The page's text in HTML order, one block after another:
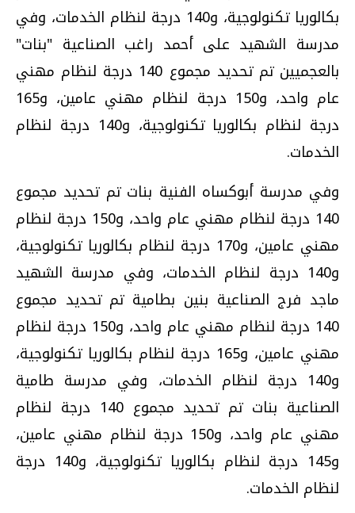
بكالوريا تكنولوجية، و140 درجة لنظام الخدمات، وفي
مدرسة الشهيد على أحمد راغب الصناعية "بنات"
بالعجميين تم تحديد مجموع 140 درجة لنظام مهني
عام واحد، و150 درجة لنظام مهني عامين، و165
درجة لنظام بكالوريا تكنولوجية، و140 درجة لنظام
الخدمات.
وفي مدرسة أبوكساه الفنية بنات تم تحديد مجموع
140 درجة لنظام مهني عام واحد، و150 درجة لنظام
مهني عامين، و170 درجة لنظام بكالوريا تكنولوجية،
و140 درجة لنظام الخدمات، وفي مدرسة الشهيد
ماجد فرج الصناعية بنين بطامية تم تحديد مجموع
140 درجة لنظام مهني عام واحد، و150 درجة لنظام
مهني عامين، و165 درجة لنظام بكالوريا تكنولوجية،
و140 درجة لنظام الخدمات، وفي مدرسة طامية
الصناعية بنات تم تحديد مجموع 140 درجة لنظام
مهني عام واحد، و150 درجة لنظام مهني عامين،
و145 درجة لنظام بكالوريا تكنولوجية، و140 درجة
لنظام الخدمات.